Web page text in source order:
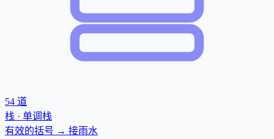
54 道
栈 · 单调栈
有效的括号 → 接雨水